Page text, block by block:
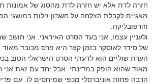
חזרה לדת אלא יש חזרה לדת מהסוג של אמונות
מאגיים לקבלת הצלחה על חשבון זילות במושגי
והרפובליקה.
ולעניין עצמו, אני בעד הסרט האיראני. אני חושב
של סידר לאוסקר בזמן קצר היא פרס מכובד מאוד
הערת שוליים הוא לדעתי הסרט הישראלי הטוב
מאוד שהוא הופק במדינתי. אבל יחד עם זאת אני
הרבה פחות אוניברסלי מכפי שמיחסים לו. עם